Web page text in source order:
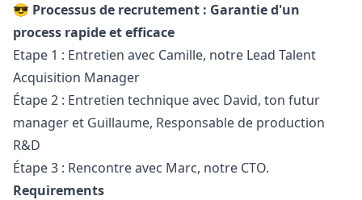
😎 Processus de recrutement : Garantie d'un
process rapide et efficace
Etape 1 : Entretien avec Camille, notre Lead Talent
Acquisition Manager
Étape 2 : Entretien technique avec David, ton futur
manager et Guillaume, Responsable de production
R&D
Étape 3 : Rencontre avec Marc, notre CTO.
Requirements